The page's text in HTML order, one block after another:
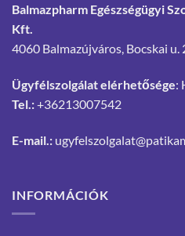
Balmazpharm Egészségügyi
Kft.
4060 Balmazújváros, Bocskai u.
Ügyfélszolgálat elérhetősége:
Tel.:+36213007542
E-mail.:
INFORMÁCIÓK